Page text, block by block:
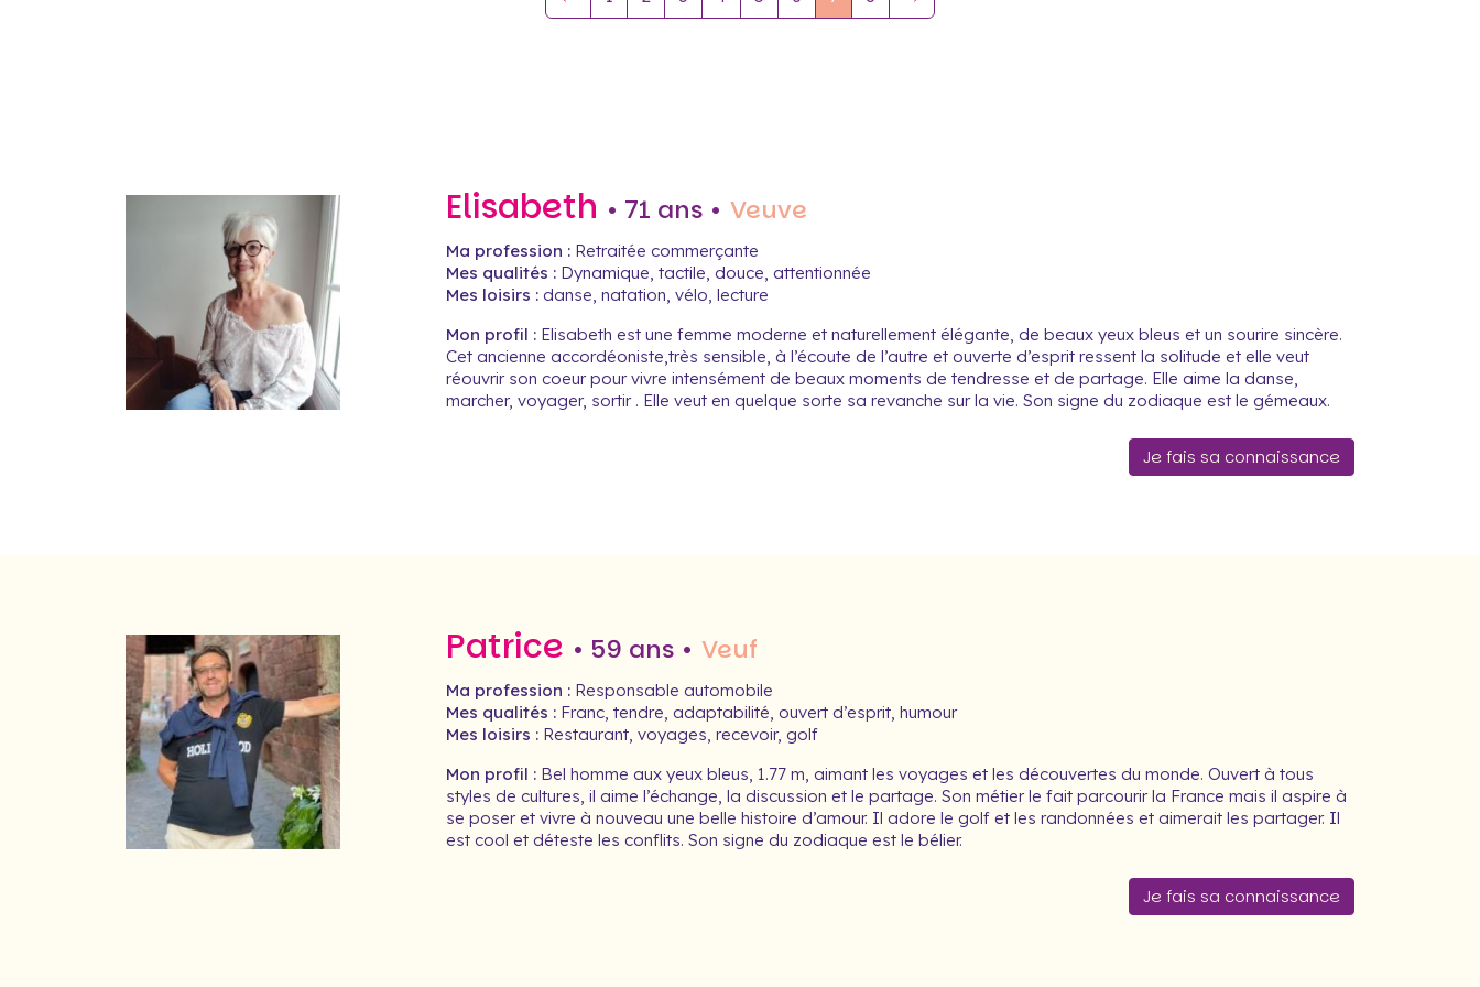
Elisabeth • 71 ans • Veuve
Ma profession : Retraitée commerçante
Mes qualités : Dynamique, tactile, douce, attentionnée
Mes loisirs : danse, natation, vélo, lecture
Mon profil : Elisabeth est une femme moderne et naturellement élégante, de beaux yeux bleus et un sourire sincère.
Cet ancienne accordéoniste,très sensible, à l’écoute de l’autre et ouverte d’esprit ressent la solitude et elle veut
réouvrir son coeur pour vivre intensément de beaux moments de tendresse et de partage. Elle aime la danse,
marcher, voyager, sortir . Elle veut en quelque sorte sa revanche sur la vie. Son signe du zodiaque est le gémeaux.
Je fais sa connaissance
Patrice • 59 ans • Veuf
Ma profession : Responsable automobile
Mes qualités : Franc, tendre, adaptabilité, ouvert d’esprit, humour
Mes loisirs : Restaurant, voyages, recevoir, golf
Mon profil : Bel homme aux yeux bleus, 1.77 m, aimant les voyages et les découvertes du monde. Ouvert à tous
styles de cultures, il aime l’échange, la discussion et le partage. Son métier le fait parcourir la France mais il aspire à
se poser et vivre à nouveau une belle histoire d’amour. Il adore le golf et les randonnées et aimerait les partager. Il
est cool et déteste les conflits. Son signe du zodiaque est le bélier.
Je fais sa connaissance